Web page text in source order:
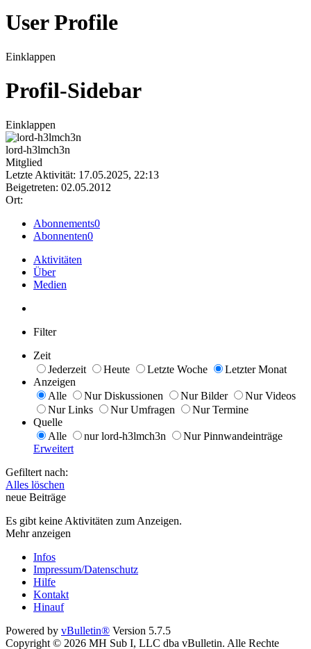
User Profile
Einklappen
Profil-Sidebar
Einklappen
lord-h3lmch3n
Mitglied
Letzte Aktivität: 17.05.2025, 22:13
Beigetreten: 02.05.2012
Ort:
Abonnements0
Abonnenten0
Aktivitäten
Über
Medien
Filter
Zeit
Jederzeit
Heute Letzte Woche
Letzter Monat
Anzeigen
Alle
Nur Diskussionen Nur Bilder
Nur Videos
Nur Links
Nur Umfragen
Nur Termine
Quelle
Alle
nur lord-h3lmch3n
Nur Pinnwandeinträge
Erweitert
Gefiltert nach:
Alles löschen
neue Beiträge
Es gibt keine Aktivitäten zum Anzeigen.
Mehr anzeigen
Infos
Impressum/Datenschutz
Hilfe
Kontakt
Hinauf
Powered by vBulletin® Version 5.7.5
Copyright © 2026 MH Sub I, LLC dba vBulletin. Alle Rechte